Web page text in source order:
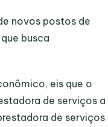
novos postos de
busca
eis que o
de serviços a
de serviços